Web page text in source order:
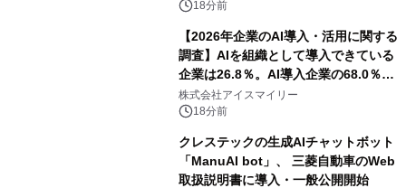
ぐっと豊かに
18分前
【2026年企業のAI導入・活用に関する
調査】AIを組織として導入できている
企業は26.8％。AI導入企業の68.0％
が、自社でのAI導入・活用は「上手く
いっている」と回答
株式会社アイスマイリー
18分前
クレステックの生成AIチャットボット
「ManuAI bot」、 三菱自動車のWeb
取扱説明書に導入・一般公開開始